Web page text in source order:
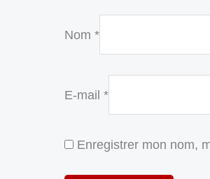
Nom *
E-mail *
Enregistrer mon nom,